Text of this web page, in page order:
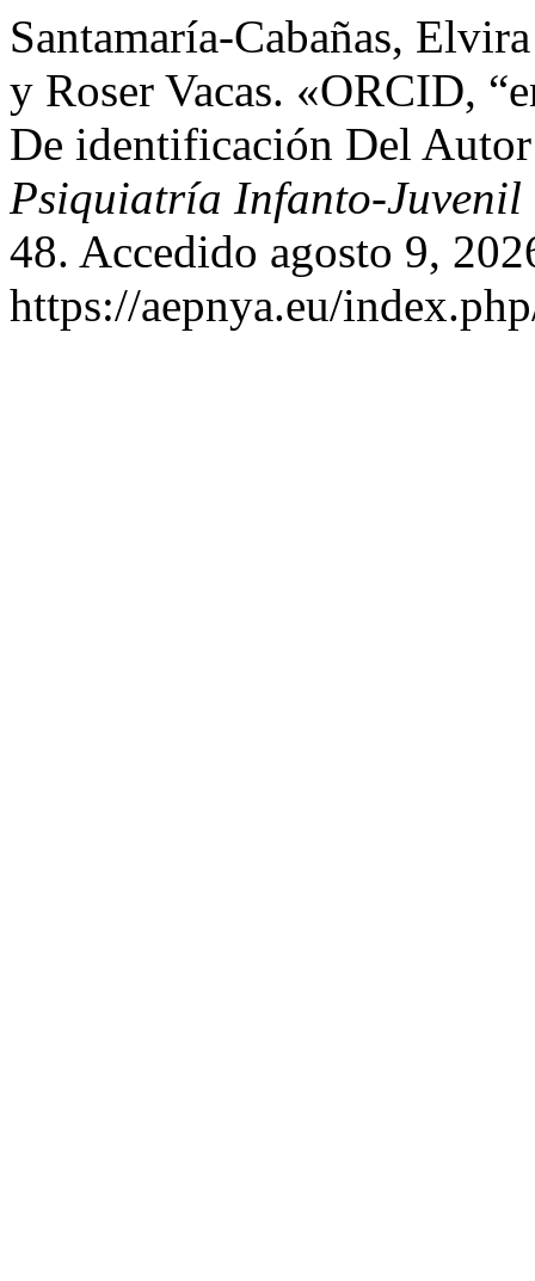
Santamaría-Cabañas,
y Roser Vacas. «ORCID,
De identificación Del
Psiquiatría Infanto-Juvenil
48. Accedido agosto 9,
https://aepnya.eu/